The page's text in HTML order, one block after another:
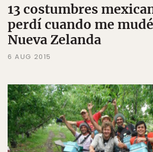
13 costumbres
perdí cuando me
Nueva Zelanda
6 AUG 2015